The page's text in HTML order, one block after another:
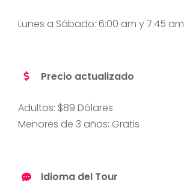
Lunes a Sábado: 6:00 am y 7:45 am
Precio actualizado
Adultos: $89 Dólares
Menores de 3 años: Gratis
Idioma del Tour